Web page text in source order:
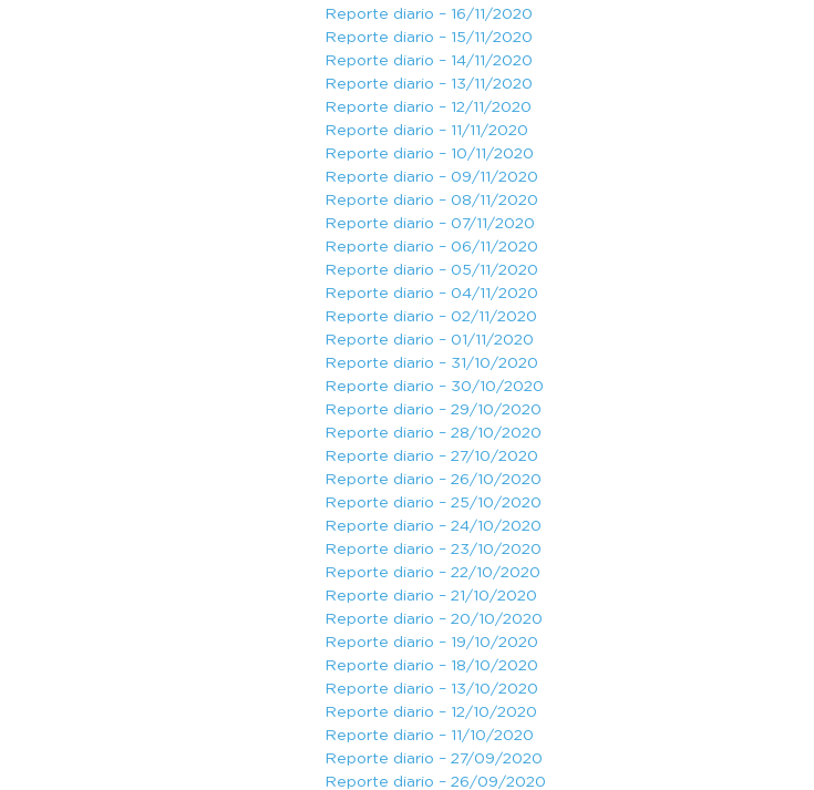
Reporte diario – 16/11/2020
Reporte diario – 15/11/2020
Reporte diario – 14/11/2020
Reporte diario – 13/11/2020
Reporte diario – 12/11/2020
Reporte diario – 11/11/2020
Reporte diario – 10/11/2020
Reporte diario – 09/11/2020
Reporte diario – 08/11/2020
Reporte diario – 07/11/2020
Reporte diario – 06/11/2020
Reporte diario – 05/11/2020
Reporte diario – 04/11/2020
Reporte diario – 02/11/2020
Reporte diario – 01/11/2020
Reporte diario – 31/10/2020
Reporte diario – 30/10/2020
Reporte diario – 29/10/2020
Reporte diario – 28/10/2020
Reporte diario – 27/10/2020
Reporte diario – 26/10/2020
Reporte diario – 25/10/2020
Reporte diario – 24/10/2020
Reporte diario – 23/10/2020
Reporte diario – 22/10/2020
Reporte diario – 21/10/2020
Reporte diario – 20/10/2020
Reporte diario – 19/10/2020
Reporte diario – 18/10/2020
Reporte diario – 13/10/2020
Reporte diario – 12/10/2020
Reporte diario – 11/10/2020
Reporte diario – 27/09/2020
Reporte diario – 26/09/2020